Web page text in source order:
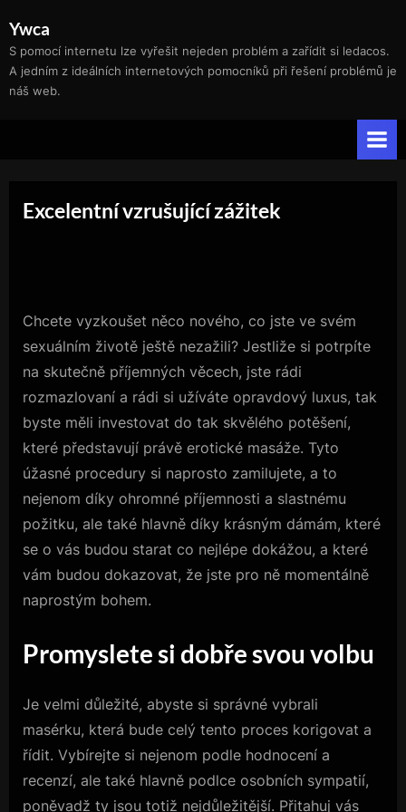
content
Ywca
S pomocí internetu lze vyřešit nejeden problém a zařídit si ledacos.
A jedním z ideálních internetových pomocníků při řešení problémů je
náš web.
Excelentní vzrušující zážitek
Chcete vyzkoušet něco nového, co jste ve svém
sexuálním životě ještě nezažili? Jestliže si potrpíte
na skutečně příjemných věcech, jste rádi
rozmazlovaní a rádi si užíváte opravdový luxus, tak
byste měli investovat do tak skvělého potěšení,
které představují právě erotické masáže. Tyto
úžasné procedury si naprosto zamilujete, a to
nejenom díky ohromné příjemnosti a slastnému
požitku, ale také hlavně díky krásným dámám, které
se o vás budou starat co nejlépe dokážou, a které
vám budou dokazovat, že jste pro ně momentálně
naprostým bohem.
Promyslete si dobře svou volbu
Je velmi důležité, abyste si správné vybrali
masérku, která bude celý tento proces korigovat a
řídit. Vybírejte si nejenom podle hodnocení a
recenzí, ale také hlavně podlce osobních sympatií,
poněvadž ty jsou totiž nejdůležitější. Přitahuj vás